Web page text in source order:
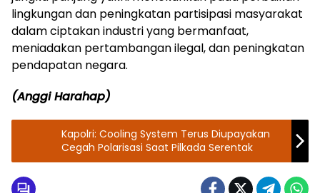
lingkungan dan peningkatan partisipasi masyarakat
dalam ciptakan industri yang bermanfaat,
meniadakan pertambangan ilegal, dan peningkatan
pendapatan negara.
(Anggi Harahap)
Kapolri: Cooling System Terus Diupayakan
Cegah Polarisasi Saat Pilkada Serentak